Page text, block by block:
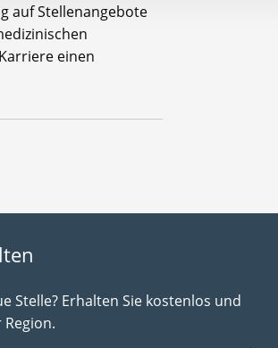
auf Stellenangebote
einen
Stelle? Erhalten Sie kostenlos und